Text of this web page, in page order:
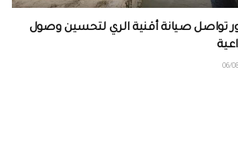
تواصل صيانة أقنية الري لتحسين وصول